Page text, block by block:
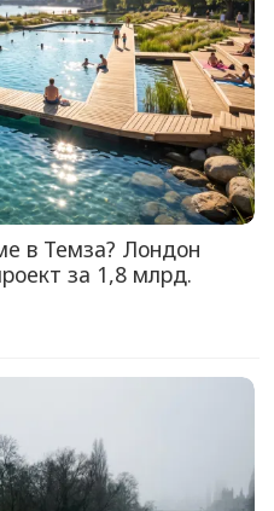
в Темза? Лондон
за 1,8 млрд.